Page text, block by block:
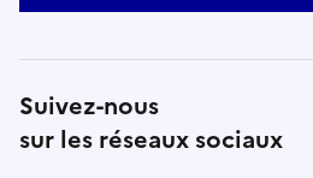
Suivez-nous
sur les réseaux sociaux